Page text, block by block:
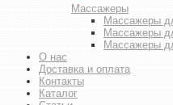
Массажеры
Массажеры
Массажеры
Массажеры
О нас
Доставка и оплата
Контакты
Каталог